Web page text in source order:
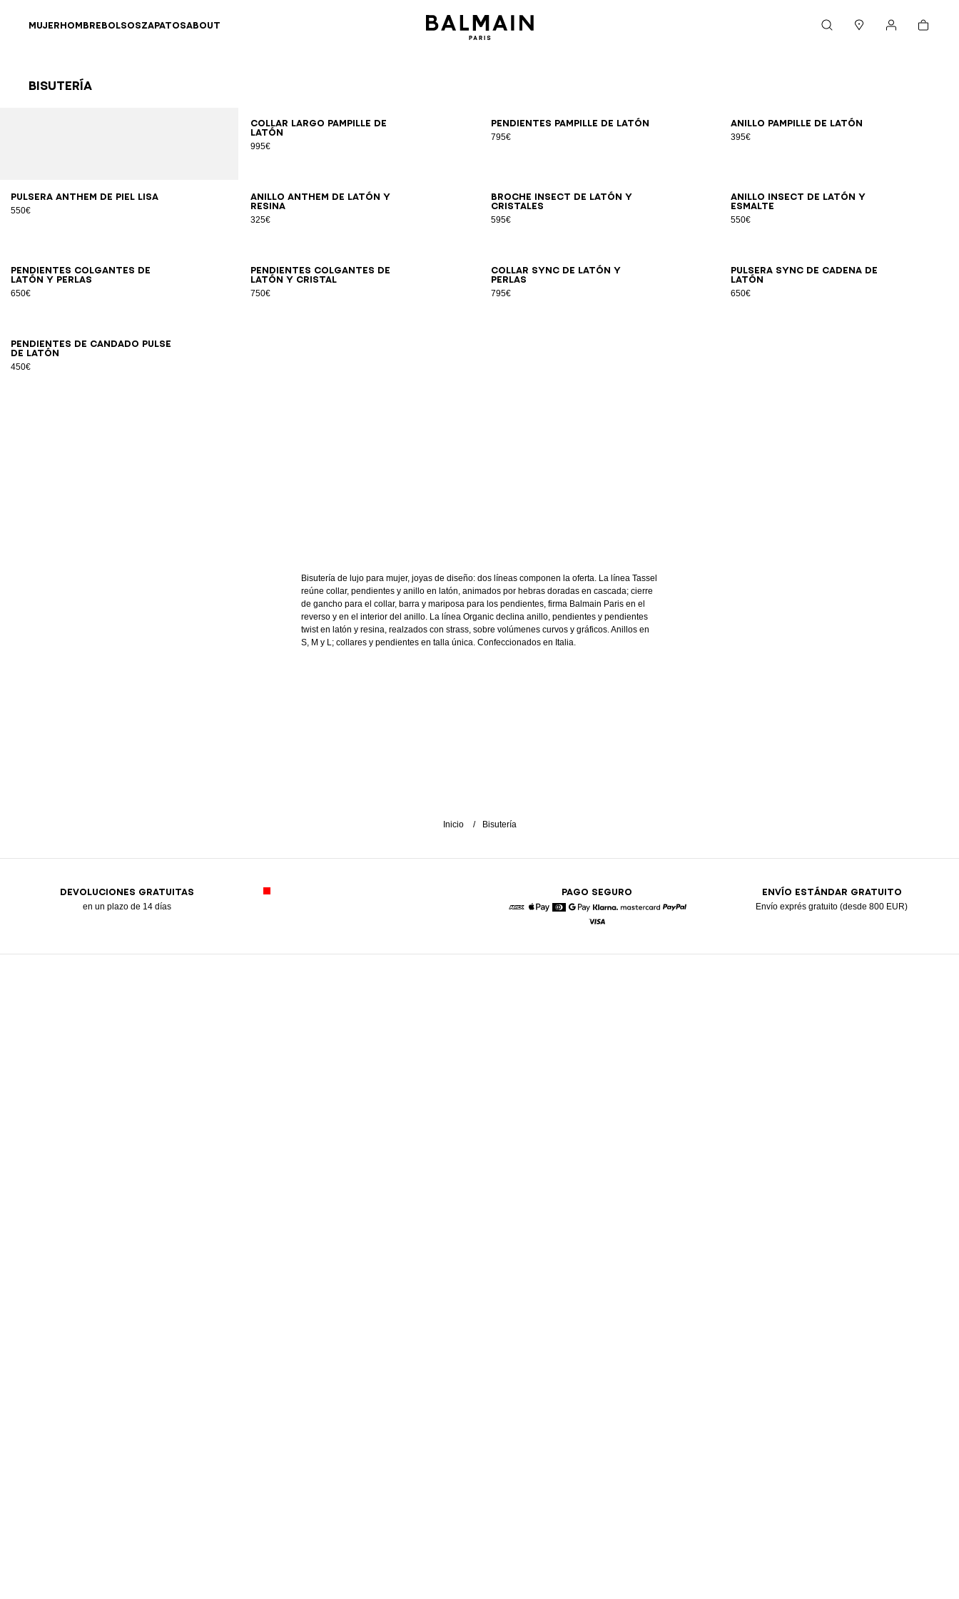
MUJERHOMBREBOLSOSZAPATOSABOUT Cesta
Bisutería
Collar largo Pampille de
latón
995€
Pendientes Pampille de latón
795€
Anillo Pampille de latón
395€
S ML
Pulsera Anthem de piel lisa
550€
SM L
Anillo Anthem de latón y
resina
325€
SML
Broche Insect de latón y
cristales
595€
Anillo Insect de latón y
esmalte
550€
SM L
Pendientes colgantes de
latón y perlas
650€
Pendientes colgantes de
latón y cristal
750€
Collar Sync de latón y
perlas
795€
Pulsera Sync de cadena de
latón
650€
Pendientes de candado Pulse
de latón
450€
Bisutería de lujo para mujer, joyas de diseño: dos líneas componen la oferta. La línea Tassel
reúne collar, pendientes y anillo en latón, animados por hebras doradas en cascada; cierre
de gancho para el collar, barra y mariposa para los pendientes, firma Balmain Paris en el
reverso y en el interior del anillo. La línea Organic declina anillo, pendientes y pendientes
twist en latón y resina, realzados con strass, sobre volúmenes curvos y gráficos. Anillos en
S, M y L; collares y pendientes en talla única. Confeccionados en Italia.
Inicio Bisutería
DEVOLUCIONES GRATUITAS
en un plazo de 14 días
PAGO SEGURO
Google Pay
Klarna
ENVÍO ESTÁNDAR GRATUITO
Envío exprés gratuito (desde 800 EUR)